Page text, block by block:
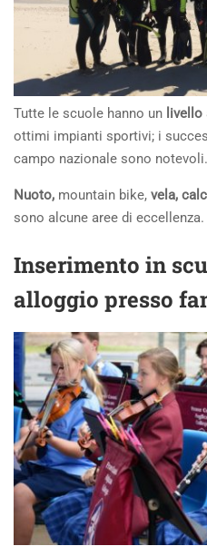
Tutte le scuole hanno un
ottimi impianti sportivi; i
campo nazionale sono notevoli.
Nuoto, mountain bike, vela,
sono alcune aree di eccellenza.
Inserimento in
alloggio presso